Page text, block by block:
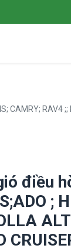
RAV4 ;;
điều
;